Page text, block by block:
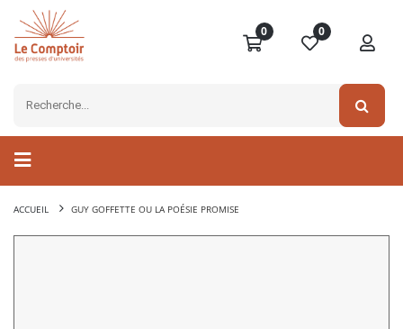
0 0
ACCUEIL GUY GOFFETTE OU LA POÉSIE PROMISE